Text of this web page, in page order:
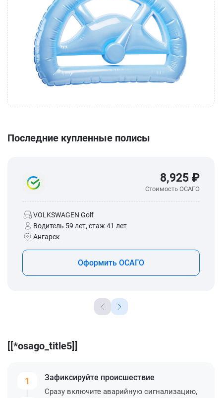
Последние купленные полисы
8,925 ₽
Стоимость ОСАГО
VOLKSWAGEN Golf
Водитель 59 лет, стаж 41 лет
Ангарск
Оформить ОСАГО
[[*osago_title5]]
1 Зафиксируйте происшествие
Сразу включите аварийную сигнализацию,